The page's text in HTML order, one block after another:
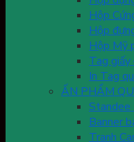
Hộp
Hộp
Hộp Mỹ
Tag giấy
In Tag
ẤN PHẨM
Standee
Banner
Tranh